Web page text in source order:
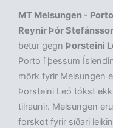
MT Melsungen -
Reynir Þór
betur gegn Þorsteini
Porto í þessum
mörk fyrir Melsungen
Þorsteini Leó tókst
tilraunir. Melsungen
forskot fyrir síðari